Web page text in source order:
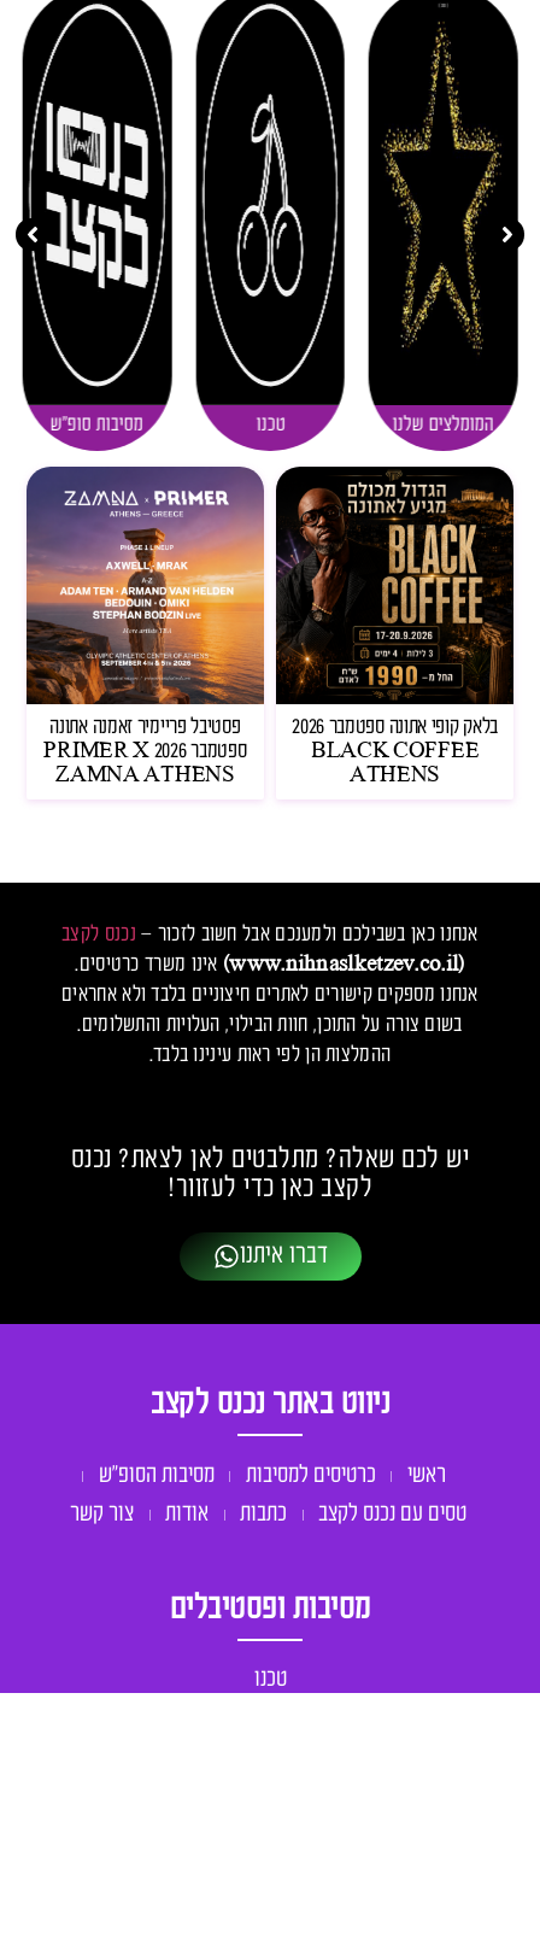
( 30 )
המומלצים שלנו
( 20 )
טכנו
( 11 )
מסיבות סופ"ש
בלאק קופי אתונה ספטמבר 2026
BLACK COFFEE
ATHENS
פסטיבל פריימיר זאמנה אתונה
ספטמבר 2026 PRIMER X
ZAMNA ATHENS
אנחנו כאן בשבילכם ולמענכם אבל חשוב לזכור – נכנס לקצב
(www.nihnaslketzev.co.il)
אינו משרד כרטיסים.
אנחנו מספקים קישורים לאתרים חיצוניים בלבד ולא אחראים
בשום צורה על התוכן, חוות הבילוי, העלויות והתשלומים.
ההמלצות הן לפי ראות עינינו בלבד.
יש לכם שאלה? מתלבטים לאן לצאת? נכנס
לקצב כאן כדי לעזוור!
דברו איתנו
מסיבות ופסטיבלים
טכנו
ניווט באתר נכנס לקצב
ראשי כרטיסים למסיבות
מסיבות הסופ״ש
טסים עם נכנס לקצב
כתבות אודות צור קשר